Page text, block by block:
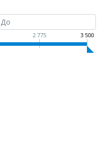
2 775 3 500